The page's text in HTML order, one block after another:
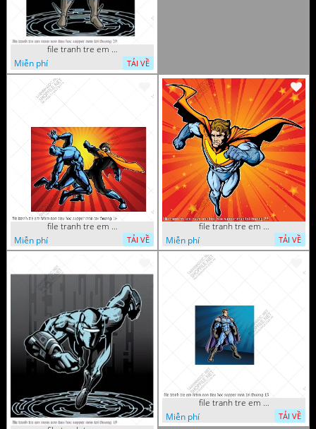
file tranh tre em mam non tieu hoc supper man toi thuong 29
Miễn phí
TẢI VỀ
file tranh tre em mam non tieu hoc supper man toi thuong 26
Miễn phí
TẢI VỀ
file tranh tre em mam non tieu hoc supper man toi thuong 22
Miễn phí
TẢI VỀ
file tranh tre em mam non tieu hoc supper man toi thuong 15
Miễn phí
TẢI VỀ